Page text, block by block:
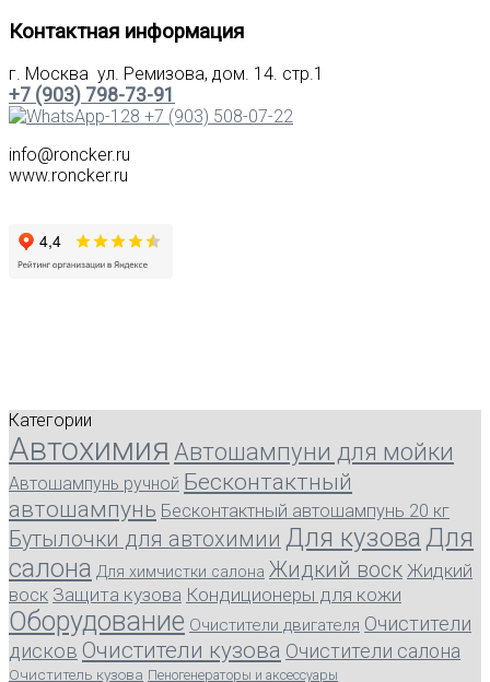
Контактная информация
г. Москва ул. Ремизова, дом. 14. стр.1
+7 (903) 798-73-91
+7 (903) 508-07-22
info@roncker.ru
www.roncker.ru
Категории
Автохимия Автошампуни для мойки
Автошампунь ручной Бесконтактный
автошампунь Бесконтактный автошампунь 20 кг
Бутылочки для автохимии Для кузоваДля
салона Для химчистки салона Жидкий воск Жидкий
воск Защита кузова Кондиционеры для кожи
Оборудование Очистители двигателя Очистители
дисков Очистители кузова Очистители салона
Очиститель кузова Пеногенераторы и аксессуары